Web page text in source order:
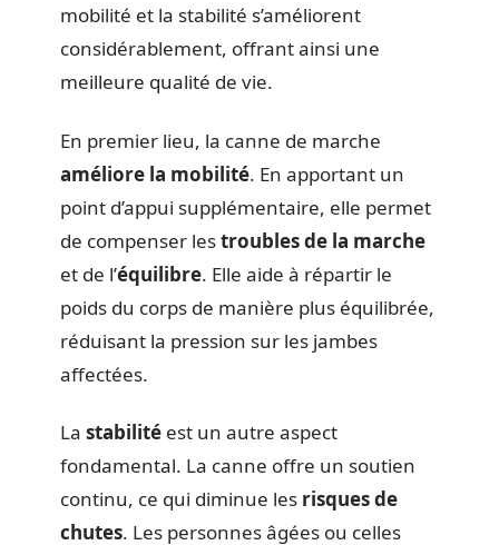
mobilité et la stabilité s’améliorent
considérablement, offrant ainsi une
meilleure qualité de vie.
En premier lieu, la canne de marche
améliore la mobilité. En apportant un
point d’appui supplémentaire, elle permet
de compenser lestroubles de la marche
et de l’équilibre. Elle aide à répartir le
poids du corps de manière plus équilibrée,
réduisant la pression sur les jambes
affectées.
La stabilité est un autre aspect
fondamental. La canne offre un soutien
continu, ce qui diminue les risques de
chutes. Les personnes âgées ou celles